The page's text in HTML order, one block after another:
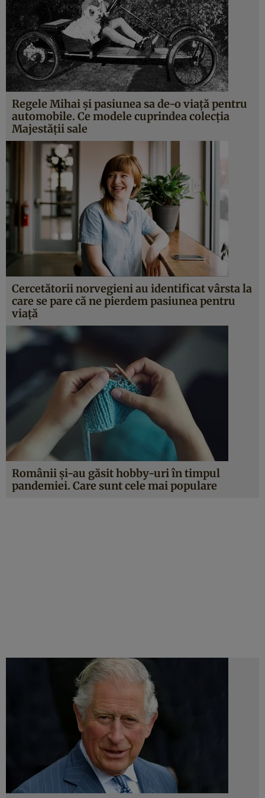
Regele Mihai și pasiunea sa de-o viață pentru
automobile. Ce modele cuprindea colecția
Majestății sale
Cercetătorii norvegieni au identificat vârsta la
care se pare că ne pierdem pasiunea pentru
viață
Românii și-au găsit hobby-uri în timpul
pandemiei. Care sunt cele mai populare